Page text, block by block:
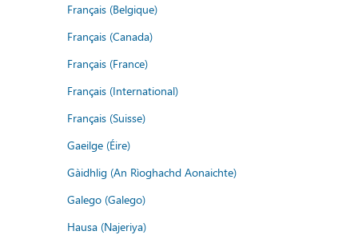
Français (Belgique)
Français (Canada)
Français (France)
Français (International)
Français (Suisse)
Gaeilge (Éire)
Gàidhlig (An Rìoghachd Aonaichte)
Galego (Galego)
Hausa (Najeriya)